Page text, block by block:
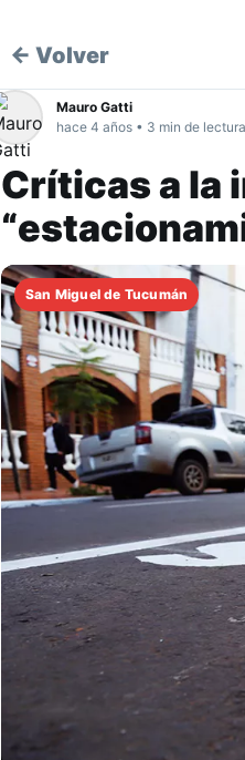
← Volver
Mauro Gatti
hace 4 años • 3 min de lectura
Críticas a la
San Miguel de Tucumán